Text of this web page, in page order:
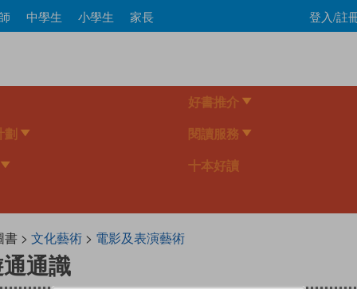
Skip
to
中學生 小學生 家長 登入/註
好書推介
劃 閱讀服務
十本好讀
> 文化藝術> 電影及表演藝術
通識